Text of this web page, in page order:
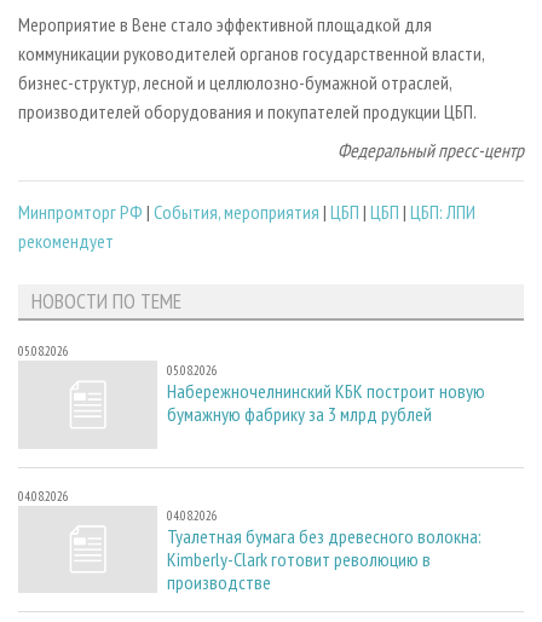
Мероприятие в Вене стало эффективной площадкой для
коммуникации руководителей органов государственной власти,
бизнес-структур, лесной и целлюлозно-бумажной отраслей,
производителей оборудования и покупателей продукции ЦБП.
Федеральный пресс-центр
Минпромторг РФ | События, мероприятия | ЦБП | ЦБП | ЦБП: ЛПИ
рекомендует
НОВОСТИ ПО ТЕМЕ
05.08.2026
05.08.2026
Набережночелнинский КБК построит новую
бумажную фабрику за 3 млрд рублей
04.08.2026
04.08.2026
Туалетная бумага без древесного волокна:
Kimberly-Clark готовит революцию в
производстве